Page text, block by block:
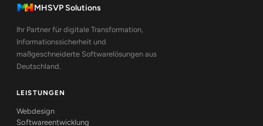
MHSVP Solutions
Ihr Partner für digitale Transformation,
Informationssicherheit und
maßgeschneiderte Softwarelösungen aus
Deutschland.
LEISTUNGEN
Webdesign
Softwareentwicklung